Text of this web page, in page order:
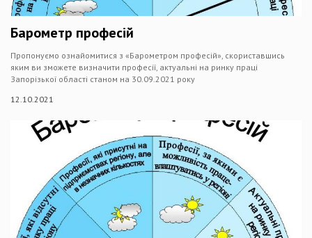
Барометр професій
Пропонуємо ознайомитися з «Барометром професій», скориставшись
яким ви зможете визначити професії, актуальні на ринку праці
Запорізької області станом на 30.09.2021 року
12.10.2021